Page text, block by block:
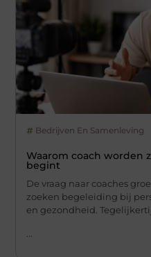
Bedrijven En Samenleving
Waarom coach worden
begint
De vraag naar coaches
zoeken begeleiding bij
en gezondheid.